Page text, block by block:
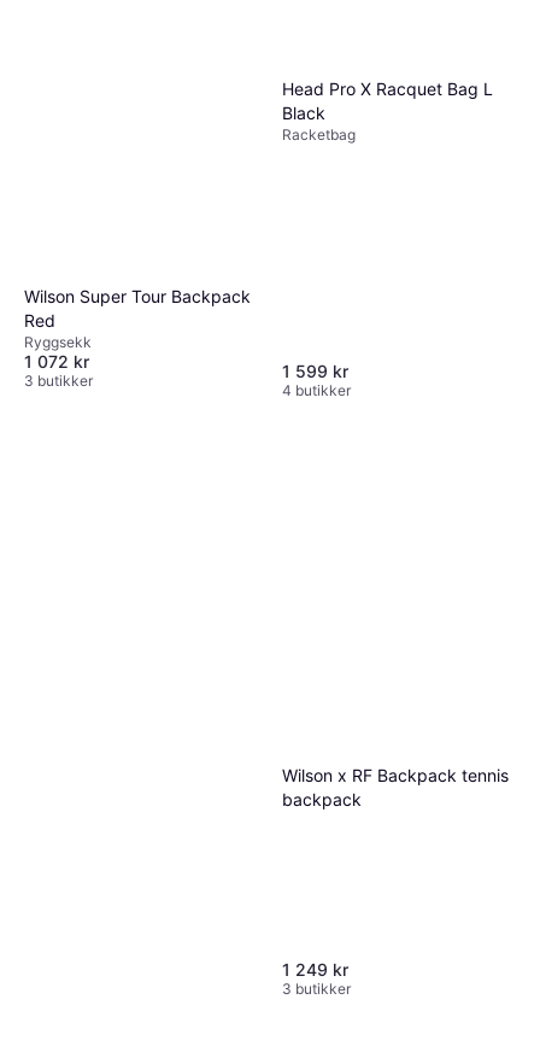
Wilson Super Tour Backpack
Red
Ryggsekk
1 072 kr
3 butikker
Head Pro X Racquet Bag L
Black
Racketbag
1 599 kr
4 butikker
Wilson x RF Backpack tennis
backpack
1 249 kr
3 butikker